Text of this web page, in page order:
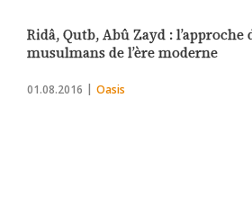
Ridâ, Qutb, Abû Zayd :
musulmans de l’ère moderne
01.08.2016 Oasis